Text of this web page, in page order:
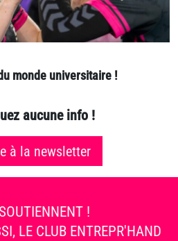
monde universitaire !
aucune info !
à la newsletter
!
LE CLUB ENTREPR'HAND